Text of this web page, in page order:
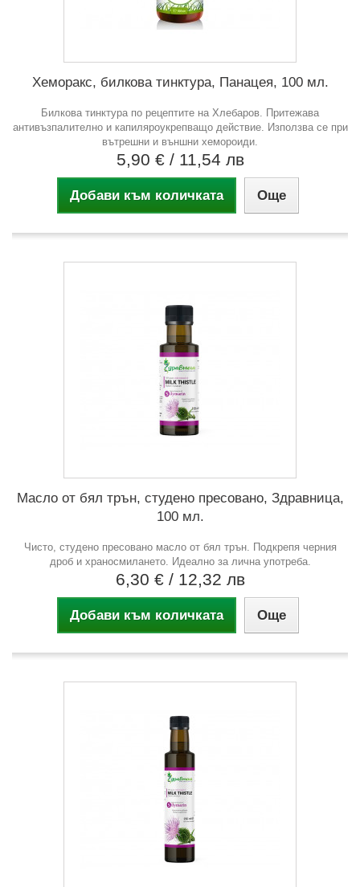
Хеморакс, билкова тинктура, Панацея, 100 мл.
Билкова тинктура по рецептите на Хлебаров. Притежава
антивъзпалително и капиляроукрепващо действие. Използва се при
вътрешни и външни хемороиди.
5,90 € / 11,54 лв
Добави към количката Още
Масло от бял трън, студено пресовано, Здравница,
100 мл.
Чисто, студено пресовано масло от бял трън. Подкрепя черния
дроб и храносмилането. Идеално за лична употреба.
6,30 € / 12,32 лв
Добави към количката Още